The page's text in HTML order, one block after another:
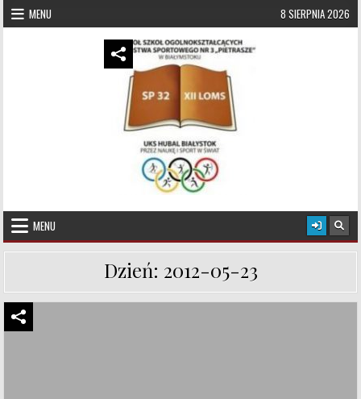
Skip to content
MENU 8 SIERPNIA 2026
UKS Hubal Białystok
MENU
Dzień: 2012-05-23